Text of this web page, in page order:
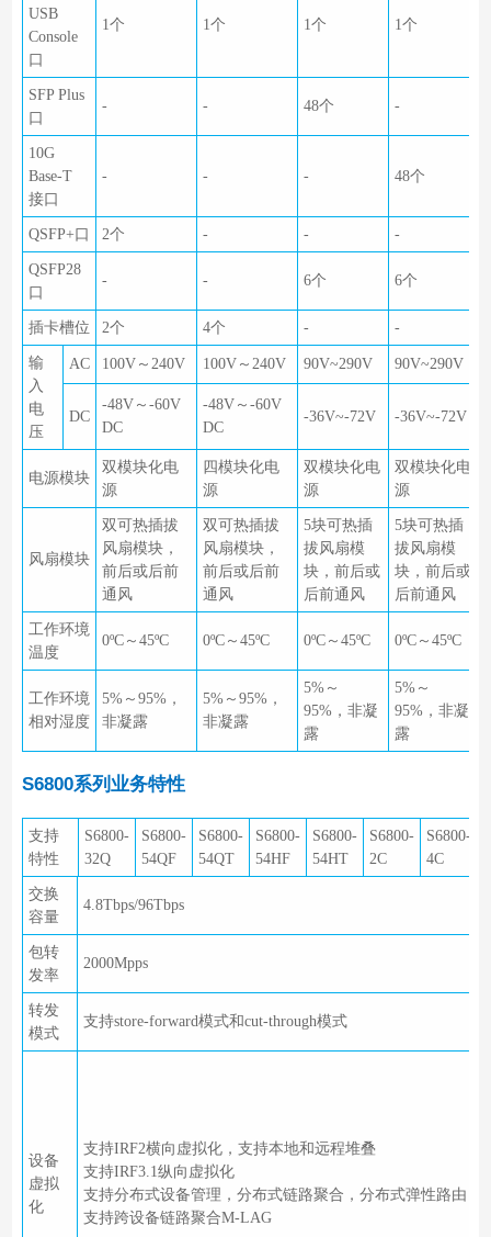
USB
Console
口
1个 1个 1个 1个
SFP Plus
口
- - 48个 -
10G
Base-T
接口
- - - 48个
QSFP+口 2个 - - -
QSFP28
口
- - 6个 6个
插卡槽位 2个 4个 - -
输
入
电
压
AC 100V～240V 100V～240V 90V~290V 90V~290V
DC
-48V～-60V
DC
-48V～-60V
DC
-36V~-72V -36V~-72V
电源模块
双模块化电
源
四模块化电
源
双模块化电
源
双模块化电
源
风扇模块
双可热插拔
风扇模块，
前后或后前
通风
双可热插拔
风扇模块，
前后或后前
通风
5块可热插
拔风扇模
块，前后或
后前通风
5块可热插
拔风扇模
块，前后或
后前通风
工作环境
温度
0ºC～45ºC 0ºC～45ºC 0ºC～45ºC 0ºC～45ºC
工作环境
相对湿度
5%～95%，
非凝露
5%～95%，
非凝露
5%～
95%，非凝
露
5%～
95%，非凝
露
S6800系列业务特性
支持
特性
S6800-
32Q
S6800-
54QF
S6800-
54QT
S6800-
54HF
S6800-
54HT
S6800-
2C
S6800-
4C
交换
容量
4.8Tbps/96Tbps
包转
发率
2000Mpps
转发
模式
支持store-forward模式和cut-through模式
设备
虚拟
化
支持IRF2横向虚拟化，支持本地和远程堆叠
支持IRF3.1纵向虚拟化
支持分布式设备管理，分布式链路聚合，分布式弹性路由
支持跨设备链路聚合M-LAG